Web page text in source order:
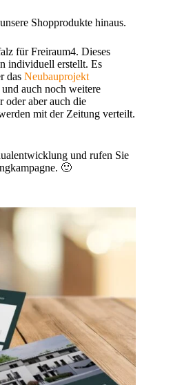
Shopprodukte hinaus.
für Freiraum4. Dieses
individuell erstellt. Es
das Neubauprojekt
und auch noch weitere
aber auch die
mit der Zeitung verteilt.
und rufen Sie
🙂